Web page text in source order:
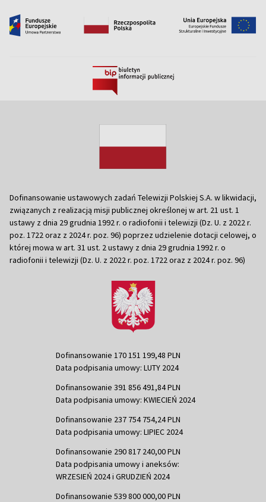
Dofinansowanie ustawowych zadań Telewizji Polskiej S.A. w likwidacji,
związanych z realizacją misji publicznej określonej w art. 21 ust. 1
ustawy z dnia 29 grudnia 1992 r. o radiofonii i telewizji (Dz. U. z 2022 r.
poz. 1722 oraz z 2024 r. poz. 96) poprzez udzielenie dotacji celowej, o
której mowa w art. 31 ust. 2 ustawy z dnia 29 grudnia 1992 r. o
radiofonii i telewizji (Dz. U. z 2022 r. poz. 1722 oraz z 2024 r. poz. 96)
Dofinansowanie 170 151 199,48 PLN
Data podpisania umowy: LUTY 2024
Dofinansowanie 391 856 491,84 PLN
Data podpisania umowy: KWIECIEŃ 2024
Dofinansowanie 237 754 754,24 PLN
Data podpisania umowy: LIPIEC 2024
Dofinansowanie 290 817 240,00 PLN
Data podpisania umowy i aneksów:
WRZESIEŃ 2024 i GRUDZIEŃ 2024
Dofinansowanie 539 800 000,00 PLN